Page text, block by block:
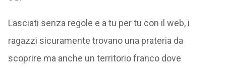
Lasciati senza regole e a tu per tu con il web, i
ragazzi sicuramente trovano una prateria da
scoprire ma anche un territorio franco dove